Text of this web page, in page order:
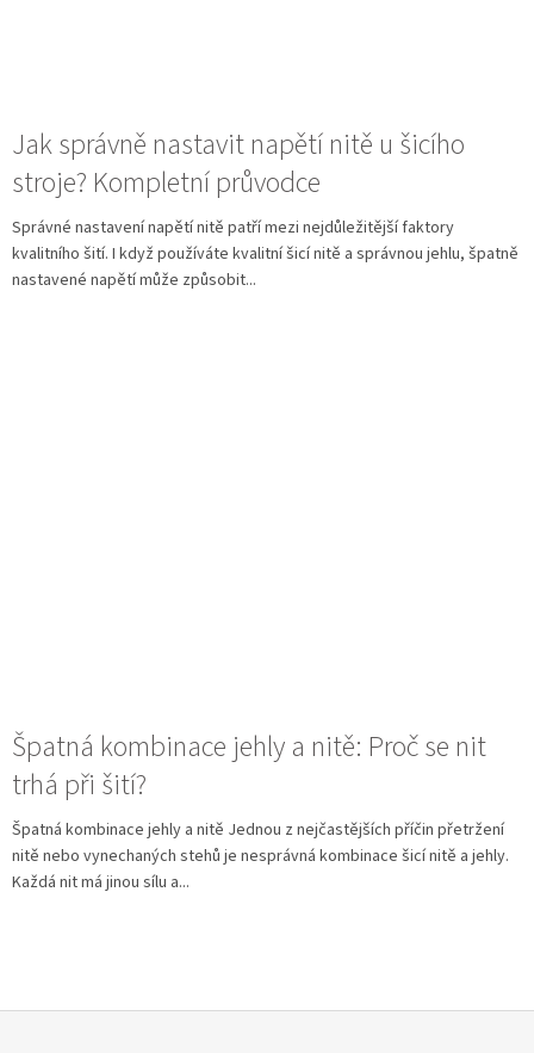
Jak správně nastavit napětí nitě u šicího
stroje? Kompletní průvodce
Správné nastavení napětí nitě patří mezi nejdůležitější faktory
kvalitního šití. I když používáte kvalitní šicí nitě a správnou jehlu, špatně
nastavené napětí může způsobit...
Špatná kombinace jehly a nitě: Proč se nit
trhá při šití?
Špatná kombinace jehly a nitě Jednou z nejčastějších příčin přetržení
nitě nebo vynechaných stehů je nesprávná kombinace šicí nitě a jehly.
Každá nit má jinou sílu a...